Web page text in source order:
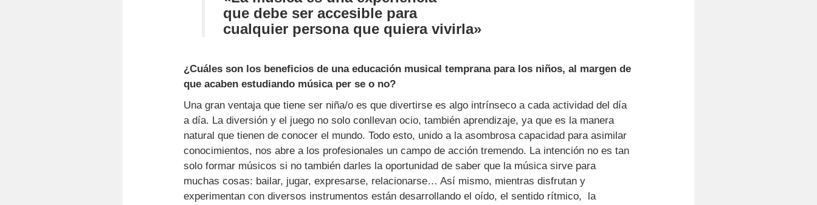
que debe ser accesible para
cualquier persona que quiera vivirla»
¿Cuáles son los beneficios de una educación musical temprana para los niños, al margen de
que acaben estudiando música per se o no?
Una gran ventaja que tiene ser niña/o es que divertirse es algo intrínseco a cada actividad del día
a día. La diversión y el juego no solo conllevan ocio, también aprendizaje, ya que es la manera
natural que tienen de conocer el mundo. Todo esto, unido a la asombrosa capacidad para asimilar
conocimientos, nos abre a los profesionales un campo de acción tremendo. La intención no es tan
solo formar músicos si no también darles la oportunidad de saber que la música sirve para
muchas cosas: bailar, jugar, expresarse, relacionarse… Así mismo, mientras disfrutan y
experimentan con diversos instrumentos están desarrollando el oído, el sentido rítmico, la